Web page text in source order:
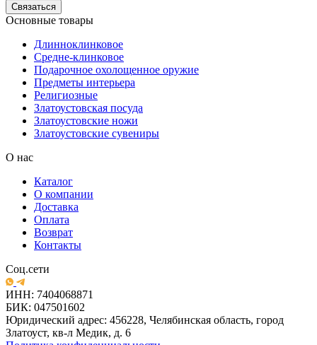
Связаться
Основные товары
Длинноклинковое
Средне-клинковое
Подарочное охолощенное оружие
Предметы интерьера
Религиозные
Златоустовская посуда
Златоустовские ножи
Златоустовские сувениры
О нас
Каталог
О компании
Доставка
Оплата
Возврат
Контакты
Соц.сети
ИНН: 7404068871
БИК: 047501602
Юридический адрес: 456228, Челябинская область, город
Златоуст, кв-л Медик, д. 6